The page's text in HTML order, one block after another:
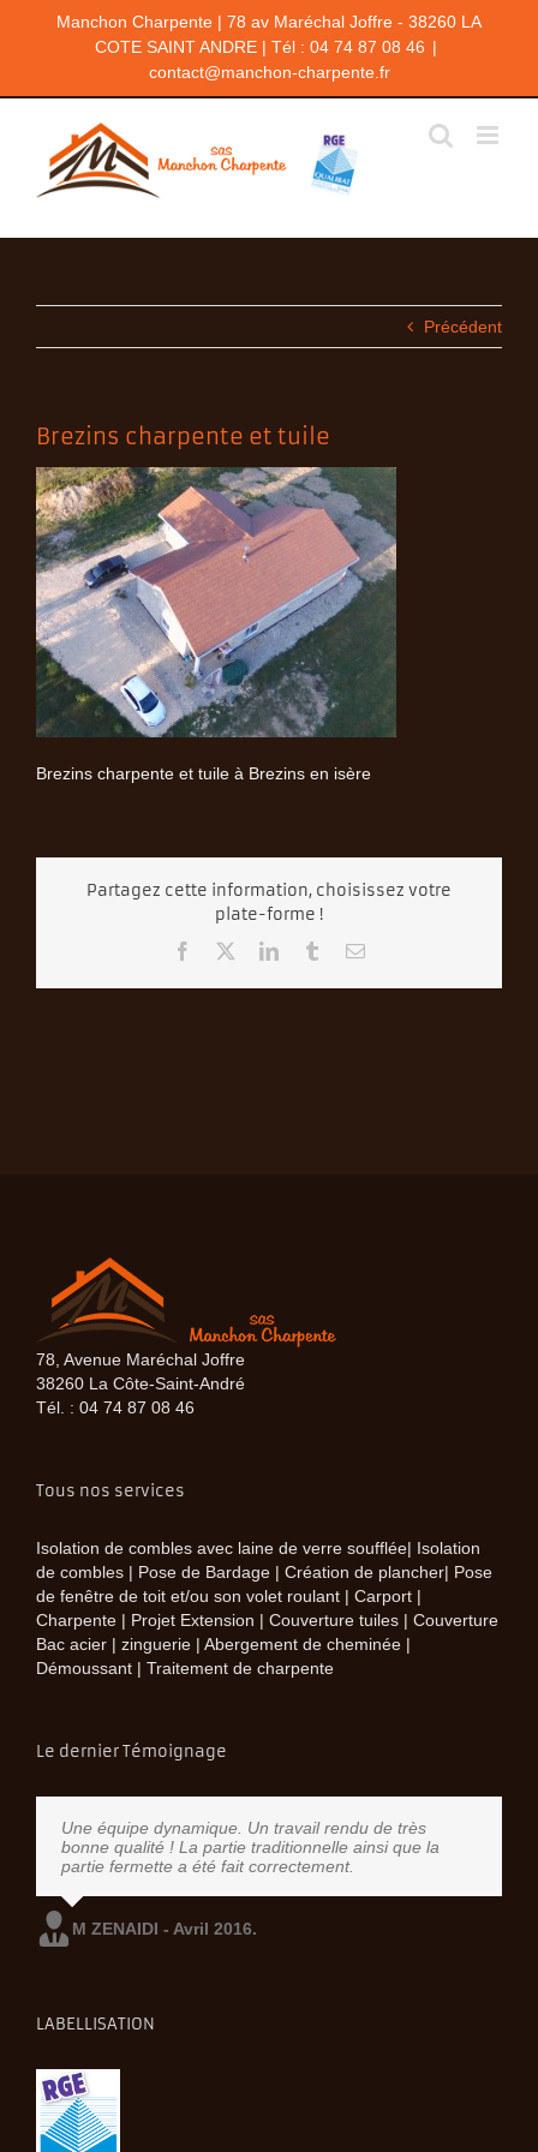
Manchon Charpente | 78 av Maréchal Joffre - 38260 LA
COTE SAINT ANDRE | Tél : 04 74 87 08 46 |
contact@manchon-charpente.fr
Précédent
Brezins charpente et tuile
Brezins charpente et tuile à Brezins en isère
Partagez cette information, choisissez votre
plate-forme !
Facebook LinkedInTumblrEmail
78, Avenue Maréchal Joffre
38260 La Côte-Saint-André
Tél. : 04 74 87 08 46
Tous nos services
Isolation de combles avec laine de verre soufflée| Isolation
de combles | Pose de Bardage | Création de plancher| Pose
de fenêtre de toit et/ou son volet roulant | Carport |
Charpente | Projet Extension | Couverture tuiles | Couverture
Bac acier | zinguerie | Abergement de cheminée |
Démoussant | Traitement de charpente
Le dernier Témoignage
Une équipe dynamique. Un travail rendu de très
bonne qualité ! La partie traditionnelle ainsi que la
partie fermette a été fait correctement.
M ZENAIDI - Avril 2016.
LABELLISATION